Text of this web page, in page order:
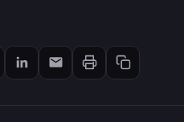
Pinterest
Podeli: LinkedIn
Podeli: Email
Štampaj članak
Kopiraj link